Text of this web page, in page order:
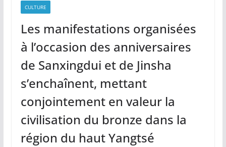
CULTURE
Les manifestations organisées
à l’occasion des anniversaires
de Sanxingdui et de Jinsha
s’enchaînent, mettant
conjointement en valeur la
civilisation du bronze dans la
région du haut Yangtsé